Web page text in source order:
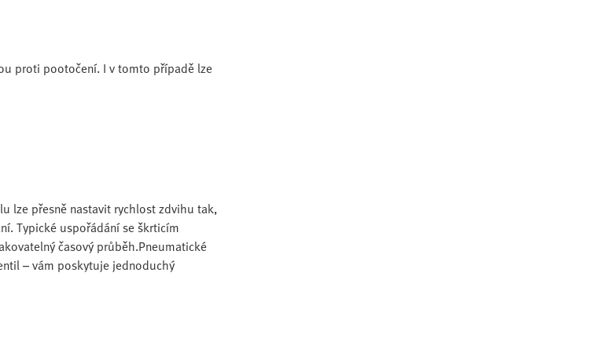
proti pootočení. I v tomto případě lze
lze přesně nastavit rychlost zdvihu tak,
Typické uspořádání se škrticím
časový průběh.Pneumatické
– vám poskytuje jednoduchý